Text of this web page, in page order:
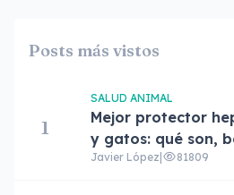
Posts más vistos
1
SALUD ANIMAL
Mejor protector
y gatos: qué son,
elegir el adecuado
Javier López 81809